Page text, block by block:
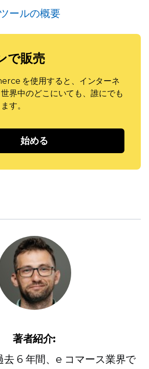
ールの概要
で販売
を使用すると、インターネ
界中のどこにいても、誰にでも
す。
始める
著者紹介:
去 6 年間、e コマース業界で